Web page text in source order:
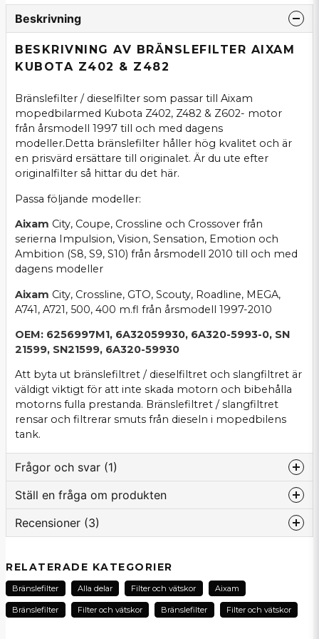
Beskrivning
BESKRIVNING AV BRÄNSLEFILTER AIXAM
KUBOTA Z402 & Z482
Bränslefilter / dieselfilter som passar till Aixam
mopedbilarmed Kubota Z402, Z482 & Z602- motor
från årsmodell 1997 till och med dagens
modeller.Detta bränslefilter håller hög kvalitet och är
en prisvärd ersättare till originalet. Är du ute efter
originalfilter så hittar du det här.
Passa följande modeller:
Aixam City, Coupe, Crossline och Crossover från
serierna Impulsion, Vision, Sensation, Emotion och
Ambition (S8, S9, S10) från årsmodell 2010 till och med
dagens modeller
Aixam City, Crossline, GTO, Scouty, Roadline, MEGA,
A741, A721, 500, 400 m.fl från årsmodell 1997-2010
OEM: 6256997M1, 6A32059930, 6A320-5993-0, SN
21599, SN21599, 6A320-59930
Att byta ut bränslefiltret / dieselfiltret och slangfiltret är
väldigt viktigt för att inte skada motorn och bibehålla
motorns fulla prestanda. Bränslefiltret / slangfiltret
rensar och filtrerar smuts från dieseln i mopedbilens
tank.
Frågor och svar (1)
Följer o-ringarna med filtret?
Hej och tack för din fråga! Det följer med 2 o-ringar
till detta filtret.
Mvh Vincent på SCP Mopedbilsdelar AB
Ställ en fråga om produkten
question
Fråga oss om denna produkt...
name
Namn
Recensioner (3)
Anonym
Pasi
för 2 månader sedan
RELATERADE KATEGORIER
Bränslefilter Alla delar Filter och vätskor Aixam
Bränslefilter Filter och vätskor Bränslefilter Filter och vätskor